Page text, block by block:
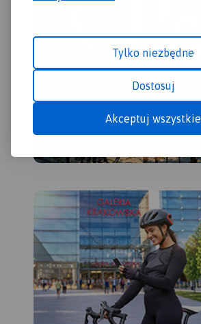
Tylko niezbędne
Dostosuj
Akceptuj wszystkie